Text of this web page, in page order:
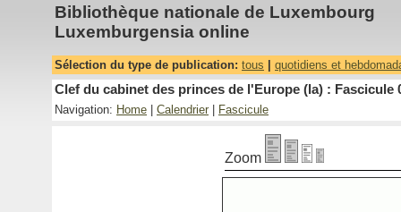
Bibliothèque nationale de Luxembourg
Luxemburgensia online
Sélection du type de publication: tous quotidiens et
Clef du cabinet des princes de l'Europe (la) : Fascicule
Navigation: Home Calendrier Fascicule
Zoom